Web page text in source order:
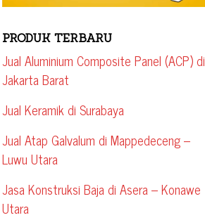
PRODUK TERBARU
Jual Aluminium Composite Panel (ACP) di
Jakarta Barat
Jual Keramik di Surabaya
Jual Atap Galvalum di Mappedeceng –
Luwu Utara
Jasa Konstruksi Baja di Asera – Konawe
Utara